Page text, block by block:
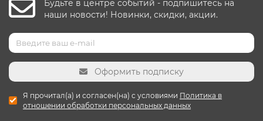
Будьте в центре событий - подпишитесь на
наши новости! Новинки, скидки, акции.
Оформить подписку
Я прочитал(а) и согласен(на) с условиями Политика в
отношении обработки персональных данных